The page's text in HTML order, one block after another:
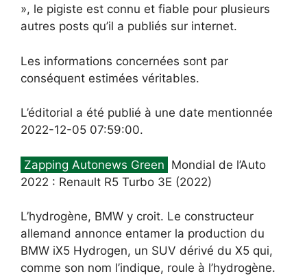
», le pigiste est connu et fiable pour plusieurs
autres posts qu’il a publiés sur internet.
Les informations concernées sont par
conséquent estimées véritables.
L’éditorial a été publié à une date mentionnée
2022-12-05 07:59:00.
Zapping Autonews Green Mondial de l’Auto
2022 : Renault R5 Turbo 3E (2022)
L’hydrogène, BMW y croit. Le constructeur
allemand annonce entamer la production du
BMW iX5 Hydrogen, un SUV dérivé du X5 qui,
comme son nom l’indique, roule à l’hydrogène.